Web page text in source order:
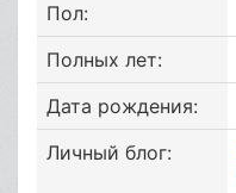
Пол:
Полных лет:
Дата рождения:
Личный блог: